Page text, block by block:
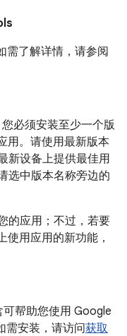
需了解详情，请参阅
必须安装至少一个版
用。请使用最新版本
新设备上提供最佳用
选中版本名称旁边的
的应用；不过，若要
使用应用的新功能，
帮助您使用 Google
需安装，请访问获取